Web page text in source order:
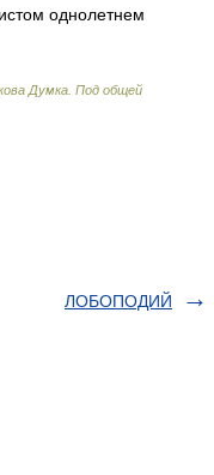
однолетнем
Думка Под общей
ЛОБОПОДИЙ